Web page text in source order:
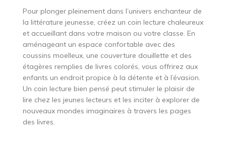
Pour plonger pleinement dans l’univers enchanteur de
la littérature jeunesse, créez un coin lecture chaleureux
et accueillant dans votre maison ou votre classe. En
aménageant un espace confortable avec des
coussins moelleux, une couverture douillette et des
étagères remplies de livres colorés, vous offrirez aux
enfants un endroit propice à la détente et à l’évasion.
Un coin lecture bien pensé peut stimuler le plaisir de
lire chez les jeunes lecteurs et les inciter à explorer de
nouveaux mondes imaginaires à travers les pages
des livres.